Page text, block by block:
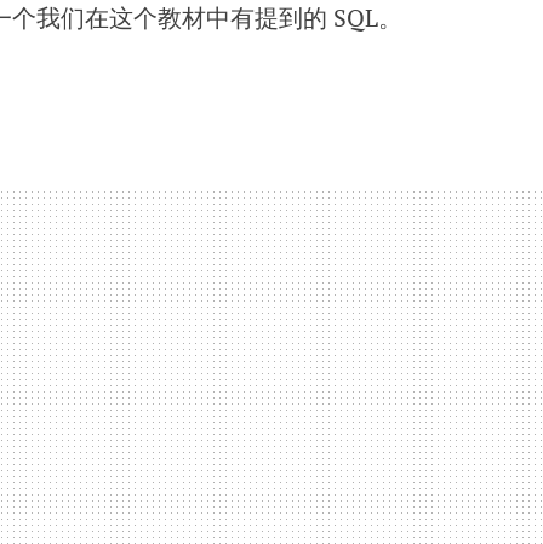
我们在这个教材中有提到的 SQL。